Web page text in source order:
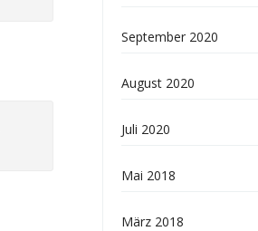
September 2020
August 2020
Juli 2020
Mai 2018
März 2018